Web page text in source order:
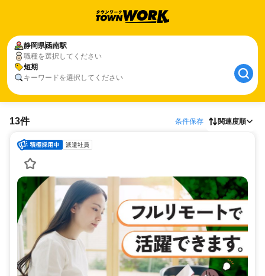
静岡県函南駅
職種を選択してください
短期
キーワードを選択してください
13件 条件保存 関連度順
派遣社員